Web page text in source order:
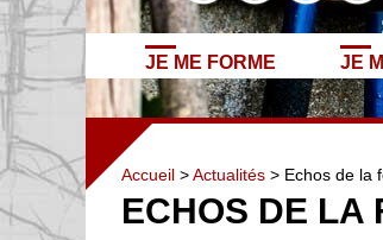
JE ME FORME JE
Accueil >Actualités > Echos de la
ECHOS DE LA